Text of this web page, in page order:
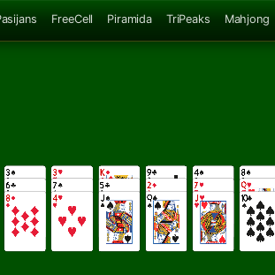
FreeCell Piramida TriPeaks Mahjong